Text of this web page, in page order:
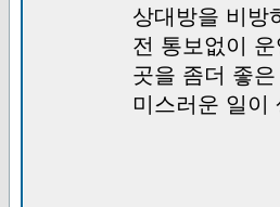
상대방을 비방
전 통보없이
곳을 좀더 좋
미스러운 일이